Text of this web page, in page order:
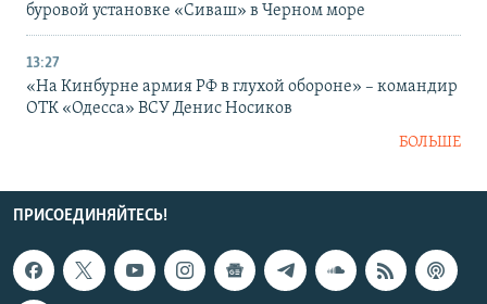
буровой установке «Сиваш» в Черном море
13:27
«На Кинбурне армия РФ в глухой обороне» – командир
ОТК «Одесса» ВСУ Денис Носиков
БОЛЬШЕ
ПРИСОЕДИНЯЙТЕСЬ!